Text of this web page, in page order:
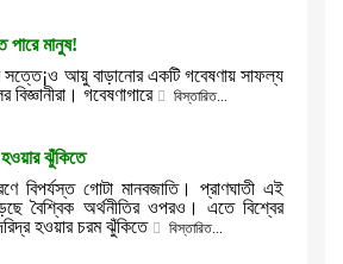
পারে মানুষ!
সত্তে¡ও আয়ু বাড়ানোর একটি গবেষণায় সাফল্য
বিজ্ঞানীরা। গবেষণাগারে
বিস্তারিত...
ঝুঁকিতে
বিপর্যস্ত গোটা মানবজাতি। প্রাণঘাতী এই
বৈশ্বিক অর্থনীতির ওপরও। এতে বিশ্বের
হওয়ার চরম ঝুঁকিতে
বিস্তারিত...